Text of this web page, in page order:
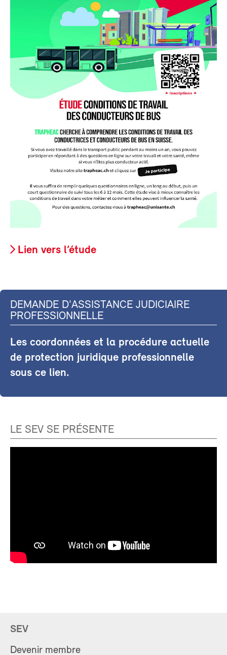
Lien vers l’étude
DEMANDE D'ASSISTANCE JUDICIAIRE
PROFESSIONNELLE
Les coordonnées et la procédure actuelle
de protection juridique professionnelle
sous ce lien.
LE SEV SE PRÉSENTE
SEV
Devenir membre